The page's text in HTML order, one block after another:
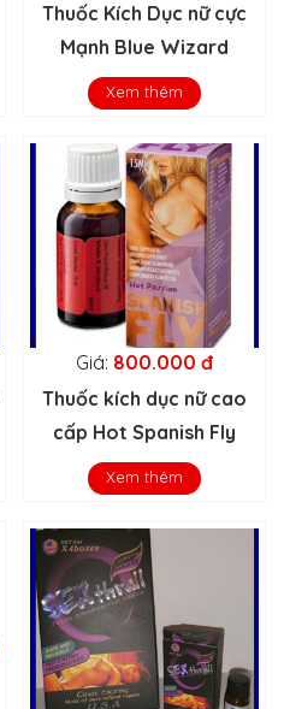
Thuốc Kích Dục nữ cực
Mạnh Blue Wizard
Xem thêm
Giá: 800.000 đ
Thuốc kích dục nữ cao
cấp Hot Spanish Fly
Xem thêm